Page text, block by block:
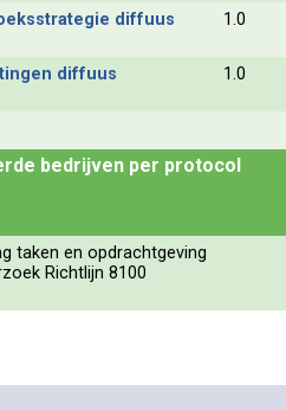
diffuus
1.0
diffuus
1.0
bedrijven per protocol
taken en opdrachtgeving
Richtlijn 8100